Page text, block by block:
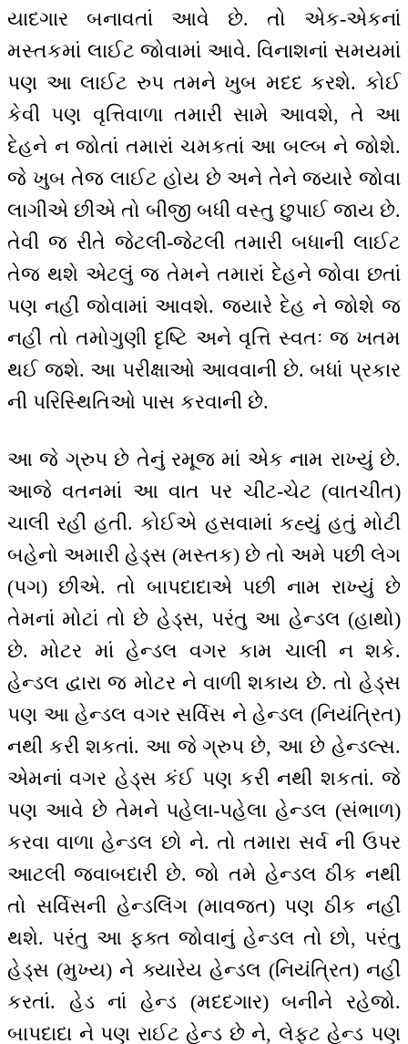
યાદગાર બનાવતાં આવે છે. તો એક-એકનાં
મસ્તકમાં લાઈટ જોવામાં આવે. વિનાશનાં સમયમાં
પણ આ લાઈટ રુપ તમને ખુબ મદદ કરશે. કોઈ
કેવી પણ વૃત્તિવાળા તમારી સામે આવશે, તે આ
દેહને ન જોતાં તમારાં ચમકતાં આ બલ્બ ને જોશે.
જે ખુબ તેજ લાઈટ હોય છે અને તેને જ્યારે જોવા
લાગીએ છીએ તો બીજી બધી વસ્તુ છુપાઈ જાય છે.
તેવી જ રીતે જેટલી-જેટલી તમારી બધાની લાઈટ
તેજ થશે એટલું જ તેમને તમારાં દેહને જોવા છતાં
પણ નહીં જોવામાં આવશે. જ્યારે દેહ ને જોશે જ
નહીં તો તમોગુણી દૃષ્ટિ અને વૃત્તિ સ્વતઃ જ ખતમ
થઈ જશે. આ પરીક્ષાઓ આવવાની છે. બધાં પ્રકાર
ની પરિસ્થિતિઓ પાસ કરવાની છે.
આ જે ગ્રુપ છે તેનું રમૂજ માં એક નામ રાખ્યું છે.
આજે વતનમાં આ વાત પર ચીટ-ચેટ (વાતચીત)
ચાલી રહી હતી. કોઈએ હસવામાં કહ્યું હતું મોટી
બહેનો અમારી હેડ્સ (મસ્તક) છે તો અમે પછી લેગ
(પગ) છીએ. તો બાપદાદાએ પછી નામ રાખ્યું છે
તેમનાં મોટાં તો છે હેડ્સ, પરંતુ આ હેન્ડલ (હાથો)
છે. મોટર માં હેન્ડલ વગર કામ ચાલી ન શકે.
હેન્ડલ દ્વારા જ મોટર ને વાળી શકાય છે. તો હેડ્સ
પણ આ હેન્ડલ વગર સર્વિસ ને હેન્ડલ (નિયંત્રિત)
નથી કરી શકતાં. આ જે ગ્રુપ છે, આ છે હેન્ડલ્સ.
એમનાં વગર હેડ્સ કંઈ પણ કરી નથી શકતાં. જે
પણ આવે છે તેમને પહેલા-પહેલા હેન્ડલ (સંભાળ)
કરવા વાળા હેન્ડલ છો ને. તો તમારા સર્વ ની ઉપર
આટલી જવાબદારી છે. જો તમે હેન્ડલ ઠીક નથી
તો સર્વિસની હેન્ડલિંગ (માવજત) પણ ઠીક નહીં
થશે. પરંતુ આ ફક્ત જોવાનું હેન્ડલ તો છો, પરંતુ
હેડ્સ (મુખ્ય) ને ક્યારેય હેન્ડલ (નિયંત્રિત) નહીં
કરતાં. હેડ નાં હેન્ડ (મદદગાર) બનીને રહેજો.
બાપદાદા ને પણ રાઈટ હેન્ડ છે ને, લેફ્ટ હેન્ડ પણ